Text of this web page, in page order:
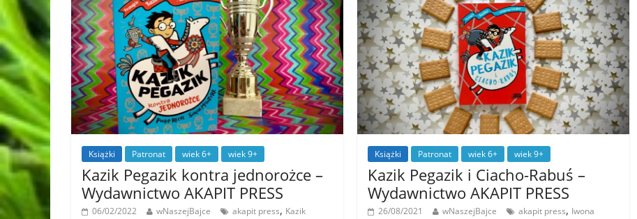
Książki Patronat wiek 6+ wiek 9+
Kazik Pegazik kontra jednorożce –
Wydawnictwo AKAPIT PRESS
06/02/2022 wNaszejBajce akapit press, Kazik
Książki Patronat wiek 6+ wiek 9+
Kazik Pegazik i Ciacho-Rabuś –
Wydawnictwo AKAPIT PRESS
26/08/2021 wNaszejBajce akapit press, Iwona